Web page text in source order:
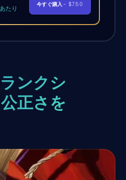
たり
今すぐ購入- $7.50
ンクシ
正さを